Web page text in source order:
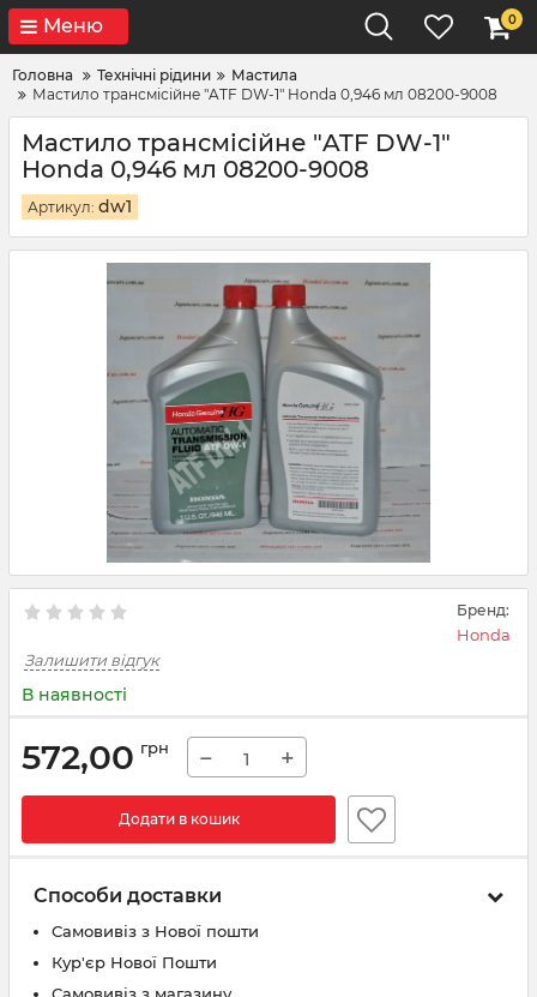
Меню 0
Головна Технічні рідини
Мастила
Мастило трансмісійне "ATF DW-1" Honda 0,946 мл 08200-9008
Мастило трансмісійне "ATF DW-1"
Honda 0,946 мл 08200-9008
Артикул: dw1
Бренд:
Honda
Залишити відгук
В наявності
572,00 грн − +
Додати в кошик
Способи доставки
Самовивіз з Нової пошти
Кур'єр Нової Пошти